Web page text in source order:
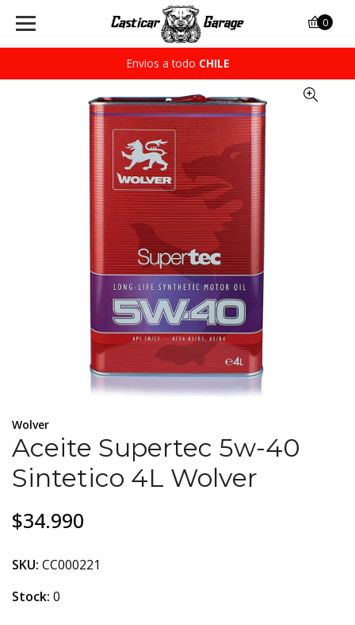
Envios a todo CHILE
0
Wolver
Aceite Supertec 5w-40
Sintetico 4L Wolver
$34.990
SKU: CC000221
Stock: 0